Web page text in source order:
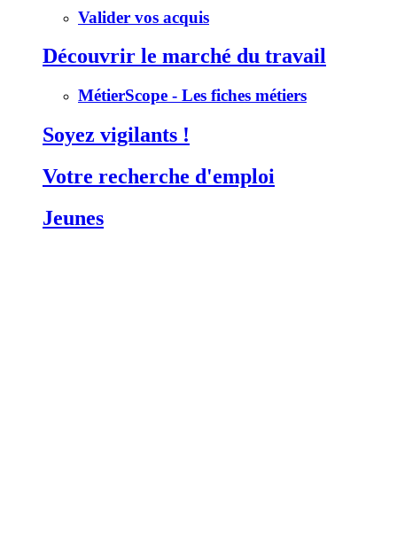
Valider vos acquis
Découvrir le marché du travail
MétierScope - Les fiches métiers
Soyez vigilants !
Votre recherche d'emploi
Jeunes